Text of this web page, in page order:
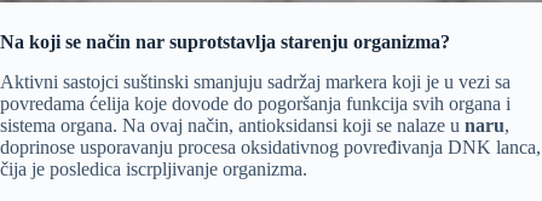
Na koji se način nar suprotstavlja starenju organizma?
Aktivni sastojci suštinski smanjuju sadržaj markera koji je u vezi sa
povredama ćelija koje dovode do pogoršanja funkcija svih organa i
sistema organa. Na ovaj način, antioksidansi koji se nalaze u naru,
doprinose usporavanju procesa oksidativnog povređivanja DNK lanca,
čija je posledica iscrpljivanje organizma.